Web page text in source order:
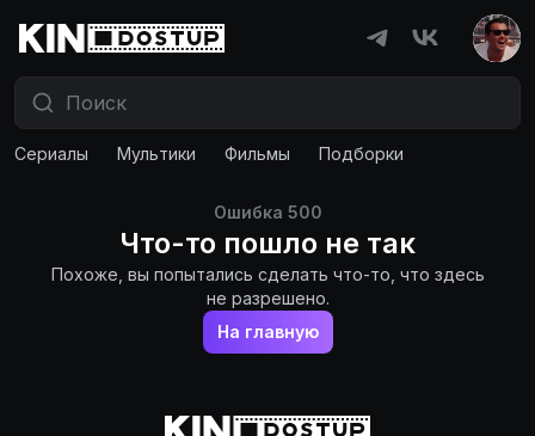
Сериалы Мультики Фильмы Подборки
Ошибка 500
Что-то пошло не так
Похоже, вы попытались сделать что-то, что здесь
не разрешено.
На главную